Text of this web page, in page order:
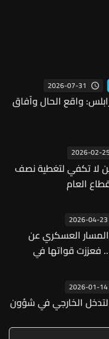
2026-07-31
واقع الحال وآفاق
2026-02-25
لا تكفي لتغطية نصف
العام
2026-04-23
العسكري عن
فعززت قواتها في
2026-01-14
الخارجي في شؤون